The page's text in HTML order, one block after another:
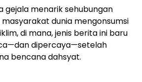
gejala menarik sehubungan
dunia mengonsumsi
di mana, jenis berita ini baru
dipercaya—setelah
bencana dahsyat.